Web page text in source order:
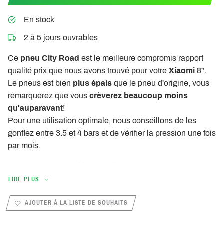
En stock
2 à 5 jours ouvrables
Ce pneu City Road est le meilleure compromis rapport
qualité prix que nous avons trouvé pour votre Xiaomi 8".
Le pneus est bien plus épais que le pneu d'origine, vous
remarquerez que vous crèverez beaucoup moins
qu'auparavant!
Pour une utilisation optimale, nous conseillons de les
gonflez entre 3.5 et 4 bars et de vérifier la pression une fois
par mois.
rendez dans un de nos ateliers.
LIRE PLUS
AJOUTER À LA LISTE DE SOUHAITS